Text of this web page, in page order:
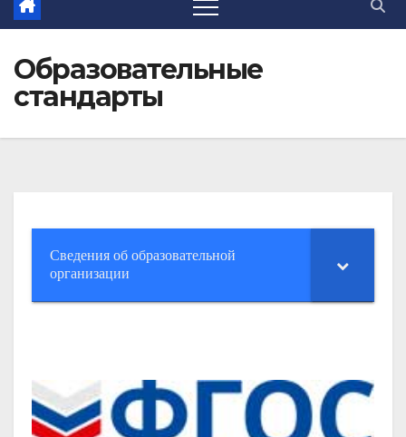
Образовательные
стандарты
Сведения об образовательной
организации